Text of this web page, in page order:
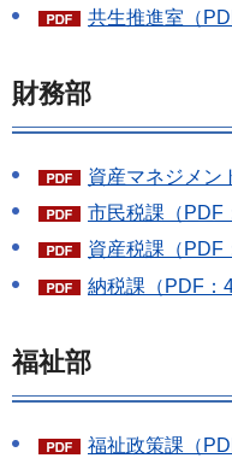
共生推進室（
財務部
資産マネジメン
市民税課（PDF
資産税課（PDF
納税課（PDF：
福祉部
福祉政策課（